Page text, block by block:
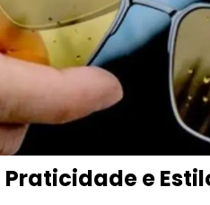
e